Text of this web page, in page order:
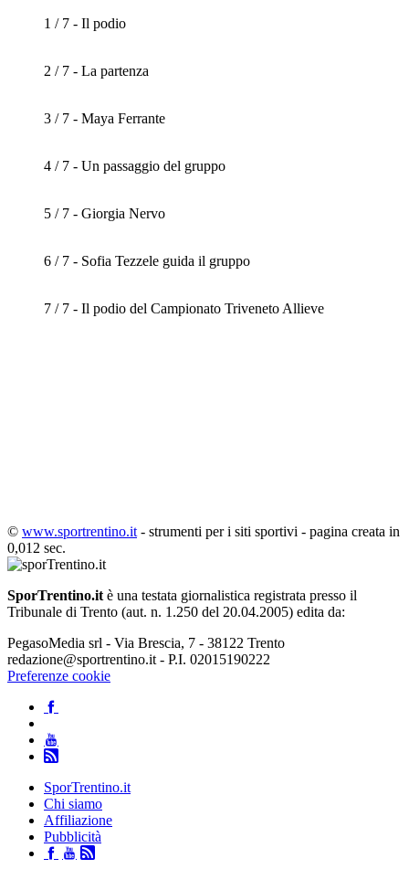
1 / 7 - Il podio
2 / 7 - La partenza
3 / 7 - Maya Ferrante
4 / 7 - Un passaggio del gruppo
5 / 7 - Giorgia Nervo
6 / 7 - Sofia Tezzele guida il gruppo
7 / 7 - Il podio del Campionato Triveneto Allieve
© www.sportrentino.it - strumenti per i siti sportivi - pagina creata in
0,012 sec.
SporTrentino.it è una testata giornalistica registrata presso il
Tribunale di Trento (aut. n. 1.250 del 20.04.2005) edita da:
PegasoMedia srl - Via Brescia, 7 - 38122 Trento
redazione@sportrentino.it - P.I. 02015190222
Preferenze cookie
SporTrentino.it
Chi siamo
Affiliazione
Pubblicità